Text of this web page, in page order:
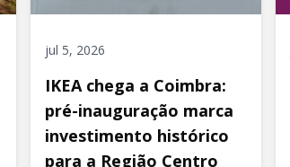
jul 5, 2026
IKEA chega a Coimbra:
pré-inauguração marca
investimento histórico
para a Região Centro